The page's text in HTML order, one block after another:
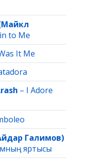
to Me
It Me
– I Adore
Галимов)
яртысы